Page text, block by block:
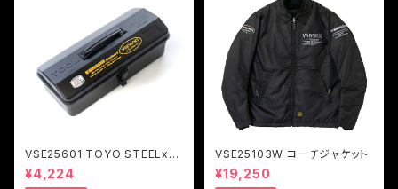
VSE25601 TOYO STEELxV
ANSON ツールボックス Y-35
0
¥4,224
VSE25103W コーチジャケット
¥19,250